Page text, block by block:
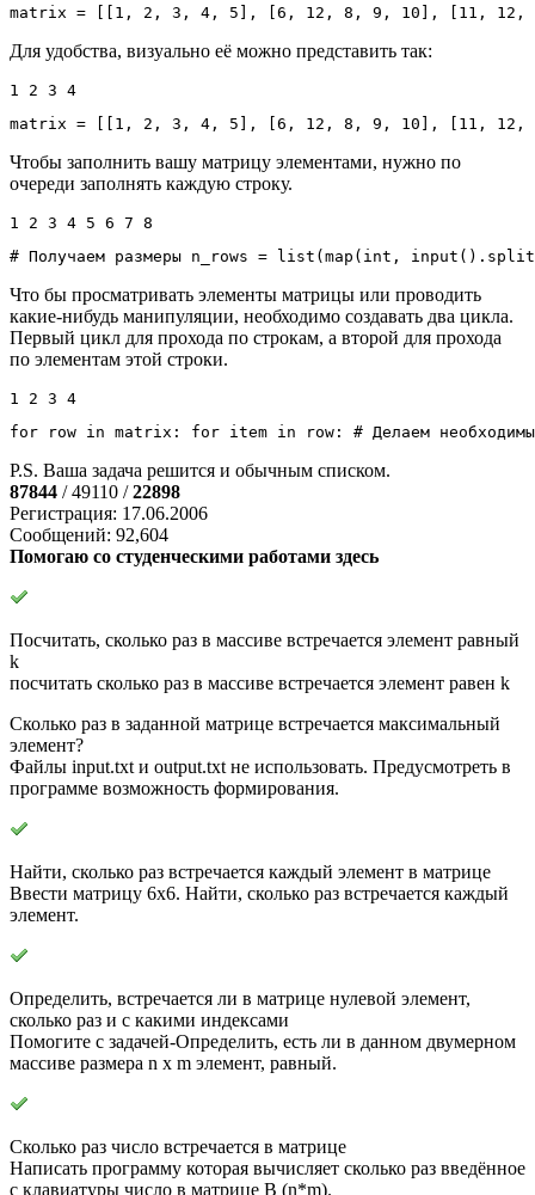
matrix = 1 , 2 , 3 , 4 , 5 , 6 , 12 , 8 , 9 , 10 , 11 , 12 ,
Для удобства, визуально её можно представить так:
1 2 3 4
matrix = 1 , 2 , 3 , 4 , 5 , 6 , 12 , 8 , 9 , 10 , 11 , 12 ,
Чтобы заполнить вашу матрицу элементами, нужно по
очереди заполнять каждую строку.
1 2 3 4 5 6 7 8
# Получаем размеры n_rows = list ( map ( int , input ( ) . split
Что бы просматривать элементы матрицы или проводить
какие-нибудь манипуляции, необходимо создавать два цикла.
Первый цикл для прохода по строкам, а второй для прохода
по элементам этой строки.
1 2 3 4
for row in matrix: for item in row: # Делаем
P.S. Ваша задача решится и обычным списком.
87844 / 49110 /22898
Регистрация: 17.06.2006
Сообщений: 92,604
Помогаю со студенческими работами здесь
Посчитать, сколько раз в массиве встречается элемент равный
k
посчитать сколько раз в массиве встречается элемент равен k
Сколько раз в заданной матрице встречается максимальный
элемент?
Файлы input.txt и output.txt не использовать. Предусмотреть в
программе возможность формирования.
Найти, сколько раз встречается каждый элемент в матрице
Ввести матрицу 6х6. Найти, сколько раз встречается каждый
элемент.
Определить, встречается ли в матрице нулевой элемент,
сколько раз и с какими индексами
Помогите с задачей-Определить, есть ли в данном двумерном
массиве размера n x m элемент, равный.
Сколько раз число встречается в матрице
Написать программу которая вычисляет сколько раз введённое
с клавиатуры число в матрице B (n*m).